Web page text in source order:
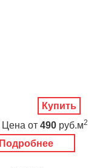
Подробнее
Цена от 490 руб.м2
Купить